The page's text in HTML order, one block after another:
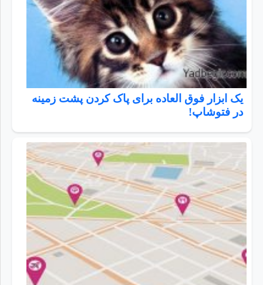
یک ابزار فوق العاده برای پاک کردن پشت زمینه
در فتوشاپ!